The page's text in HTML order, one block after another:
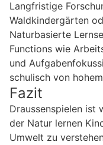
Langfristige
Waldkindergärten
Naturbasierte
Functions wie
und
schulisch von
Fazit
Draussenspielen ist
der Natur lernen
Umwelt zu